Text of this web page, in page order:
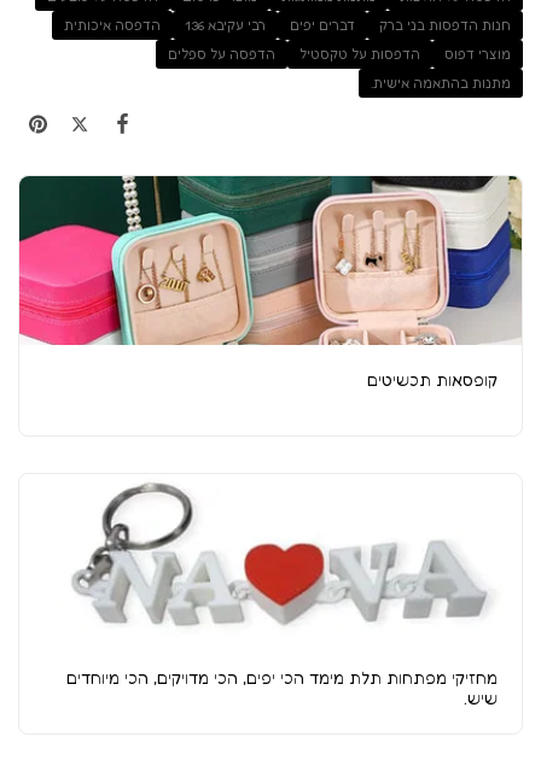
חנות הדפסות בני ברק
דברים יפים רבי עקיבא 136
הדפסה איכותית
מוצרי דפוס
הדפסות על טקסטיל
הדפסה על ספלים
מתנות בהתאמה אישית.
קופסאות תכשיטים
מחזיקי מפתחות תלת מימד הכי יפים, הכי מדויקים, הכי מיוחדים
שיש.